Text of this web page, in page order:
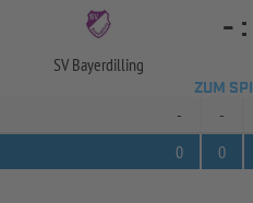
SV Bayerdilling
- :
ZUM
- -
0
0